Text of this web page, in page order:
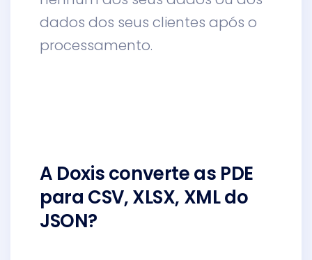
dados dos seus clientes após o
processamento.
A Doxis converte as PDE
para CSV, XLSX, XML do
JSON?